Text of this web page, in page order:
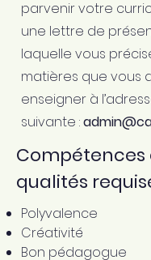
parvenir votre
une lettre de
laquelle vous
matières que vous
enseigner à
suivante :
Compétences
qualités
Polyvalence
Créativité
Bon pédagogue